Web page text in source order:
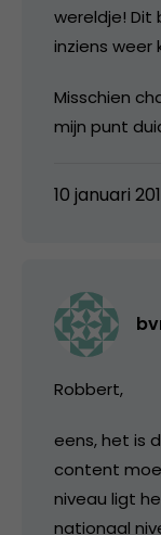
wereldje! Dit
inziens weer
Misschien
mijn punt
10 januari
Robbert,
eens, het is
content
niveau ligt
nationaal